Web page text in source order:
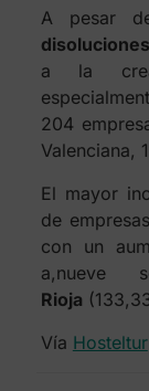
A pesar
a la
204
Valenciana,
El mayor
de
con un
a,nueve
Rioja
Vía Hosteltur